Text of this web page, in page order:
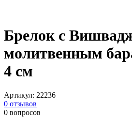
Брелок с
молитвенным
4 см
Артикул: 22236
0 отзывов
0 вопросов